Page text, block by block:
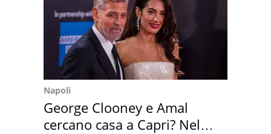
Napoli
George Clooney e Amal
cercano casa a Capri? Nel